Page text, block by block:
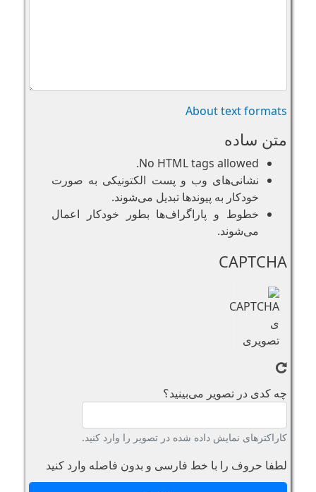
About text formats
متن ساده
No HTML tags allowed.
نشانی‌های وب و پست الکتونیکی به صورت
خودکار به پیوند‌ها تبدیل می‌شوند.
خطوط و پاراگراف‌ها بطور خودکار اعمال
می‌شوند.
CAPTCHA
چه کدی در تصویر می‌بینید؟
کاراکترهای نمایش داده شده در تصویر را وارد کنید.
لطفا حروف را با خط فارسی و بدون فاصله وارد کنید